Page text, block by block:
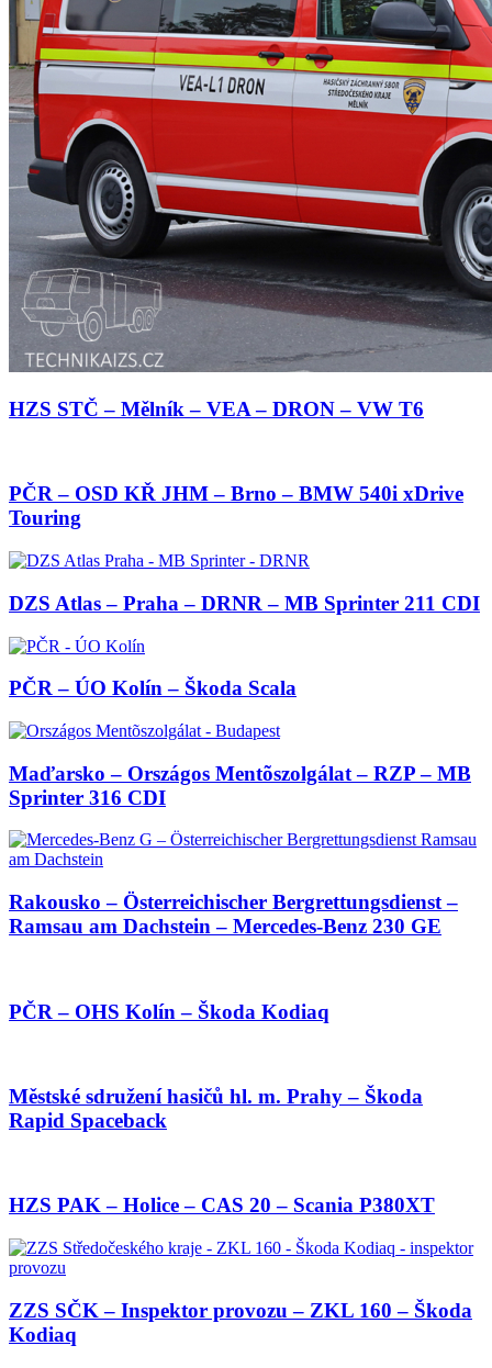
HZS STČ – Mělník – VEA – DRON – VW T6
PČR – OSD KŘ JHM – Brno – BMW 540i xDrive
Touring
DZS Atlas – Praha – DRNR – MB Sprinter 211 CDI
PČR – ÚO Kolín – Škoda Scala
Maďarsko – Országos Mentõszolgálat – RZP – MB
Sprinter 316 CDI
Rakousko – Österreichischer Bergrettungsdienst –
Ramsau am Dachstein – Mercedes-Benz 230 GE
PČR – OHS Kolín – Škoda Kodiaq
Městské sdružení hasičů hl. m. Prahy – Škoda
Rapid Spaceback
HZS PAK – Holice – CAS 20 – Scania P380XT
ZZS SČK – Inspektor provozu – ZKL 160 – Škoda
Kodiaq